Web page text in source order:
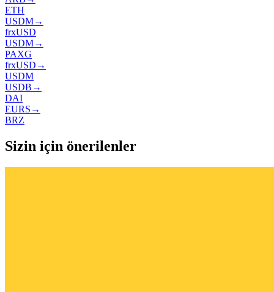
ETH
USDM→
frxUSD
USDM→
PAXG
frxUSD →
USDM
USDB →
DAI
EURS →
BRZ
Sizin için önerilenler